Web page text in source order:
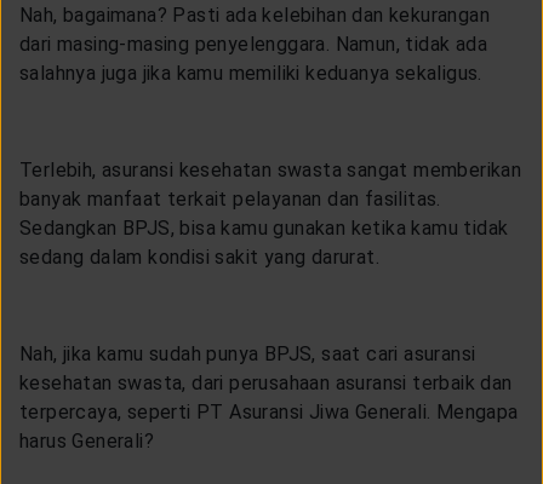
Nah, bagaimana? Pasti ada kelebihan dan kekurangan
dari masing-masing penyelenggara. Namun, tidak ada
salahnya juga jika kamu memiliki keduanya sekaligus.
Terlebih, asuransi kesehatan swasta sangat memberikan
banyak manfaat terkait pelayanan dan fasilitas.
Sedangkan BPJS, bisa kamu gunakan ketika kamu tidak
sedang dalam kondisi sakit yang darurat.
Nah, jika kamu sudah punya BPJS, saat cari asuransi
kesehatan swasta, dari perusahaan asuransi terbaik dan
terpercaya, seperti PT Asuransi Jiwa Generali. Mengapa
harus Generali?